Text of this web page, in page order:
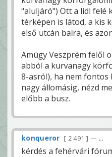
"aluljáró") Ott a lidl felé
térképen is látod, a kis
első utcán balra, és
Amúgy Veszprém felől
abból a kurvanagy
8-asról), ha nem fontos
nagy állomásig, nézd
előbb a busz.
konqueror 2 491 — ...
kérdés a fehérvári